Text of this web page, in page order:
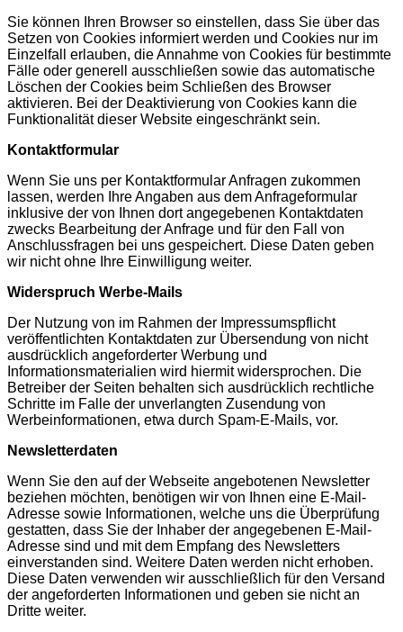
Sie können Ihren Browser so einstellen, dass Sie über das
Setzen von Cookies informiert werden und Cookies nur im
Einzelfall erlauben, die Annahme von Cookies für bestimmte
Fälle oder generell ausschließen sowie das automatische
Löschen der Cookies beim Schließen des Browser
aktivieren. Bei der Deaktivierung von Cookies kann die
Funktionalität dieser Website eingeschränkt sein.
Kontaktformular
Wenn Sie uns per Kontaktformular Anfragen zukommen
lassen, werden Ihre Angaben aus dem Anfrageformular
inklusive der von Ihnen dort angegebenen Kontaktdaten
zwecks Bearbeitung der Anfrage und für den Fall von
Anschlussfragen bei uns gespeichert. Diese Daten geben
wir nicht ohne Ihre Einwilligung weiter.
Widerspruch Werbe-Mails
Der Nutzung von im Rahmen der Impressumspflicht
veröffentlichten Kontaktdaten zur Übersendung von nicht
ausdrücklich angeforderter Werbung und
Informationsmaterialien wird hiermit widersprochen. Die
Betreiber der Seiten behalten sich ausdrücklich rechtliche
Schritte im Falle der unverlangten Zusendung von
Werbeinformationen, etwa durch Spam-E-Mails, vor.
Newsletterdaten
Wenn Sie den auf der Webseite angebotenen Newsletter
beziehen möchten, benötigen wir von Ihnen eine E-Mail-
Adresse sowie Informationen, welche uns die Überprüfung
gestatten, dass Sie der Inhaber der angegebenen E-Mail-
Adresse sind und mit dem Empfang des Newsletters
einverstanden sind. Weitere Daten werden nicht erhoben.
Diese Daten verwenden wir ausschließlich für den Versand
der angeforderten Informationen und geben sie nicht an
Dritte weiter.